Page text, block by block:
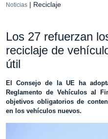
Noticias | Reciclaje
Los 27 refuerzan
reciclaje de
útil
El Consejo de la UE ha
Reglamento de Vehículos al
objetivos obligatorios de
en los vehículos nuevos.